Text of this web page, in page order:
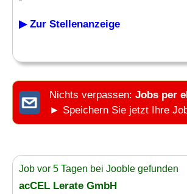
▶ Zur Stellenanzeige
Nichts verpassen: Jobs per
► Speichern Sie jetzt Ihre
Job vor 5 Tagen bei Jooble gefunden
acCEL Lerate GmbH